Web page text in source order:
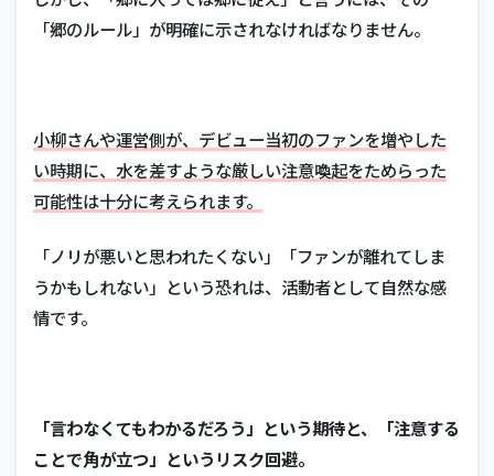
「郷のルール」が明確に示されなければなりません。
小柳さんや運営側が、デビュー当初のファンを増やした
い時期に、水を差すような厳しい注意喚起をためらった
可能性は十分に考えられます。
「ノリが悪いと思われたくない」「ファンが離れてしま
うかもしれない」という恐れは、活動者として自然な感
情です。
「言わなくてもわかるだろう」という期待と、「注意する
ことで角が立つ」というリスク回避。